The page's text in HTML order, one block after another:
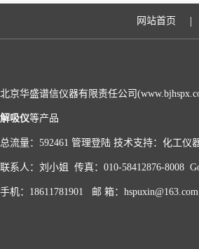
网站首页 |
北京华盛谱信仪器有限责任公司
解吸仪等产品
总流量：592461 管理登陆 技术支持： 化工仪
联系人：刘小姐 传真：010-58412876-8008
手机：18611781901 邮 箱：hspuxin@163.com